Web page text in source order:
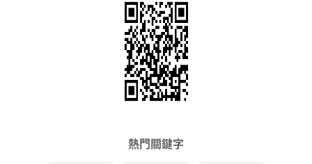
熱門關鍵字